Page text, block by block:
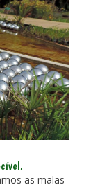
as malas